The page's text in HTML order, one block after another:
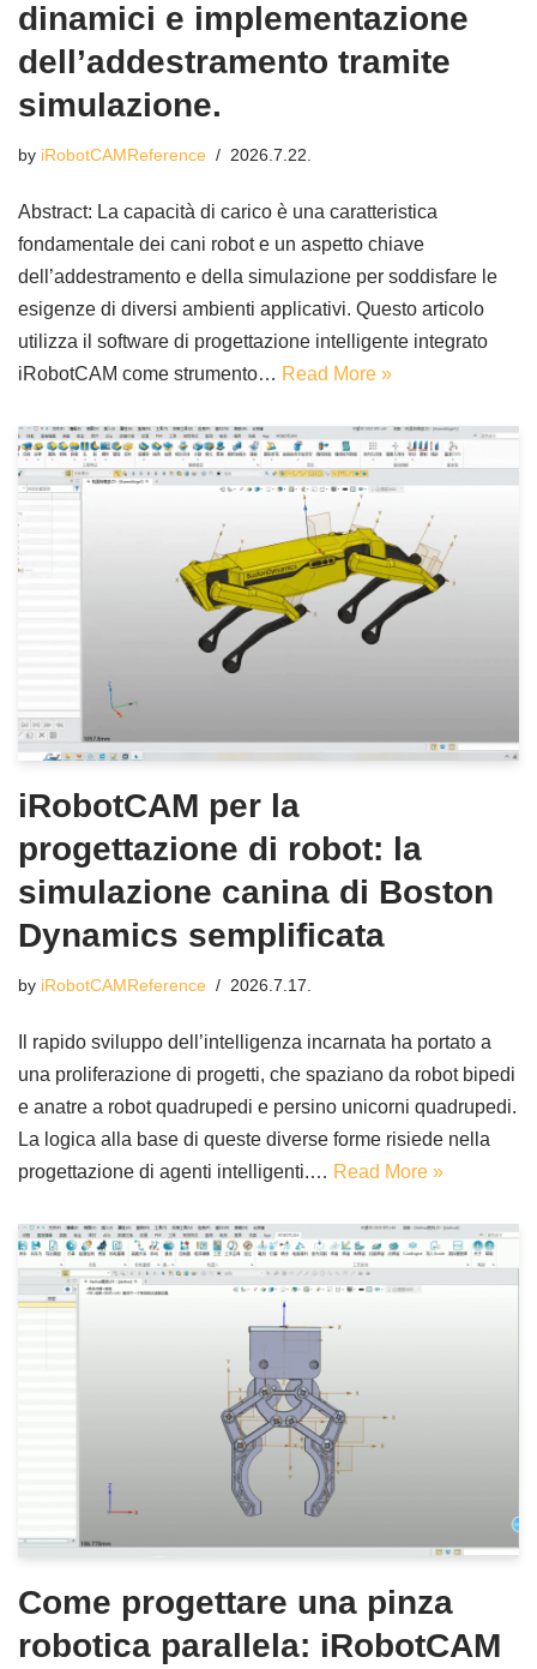
dinamici e implementazione
dell’addestramento tramite
simulazione.
by iRobotCAMReference 2026.7.22.
Abstract: La capacità di carico è una caratteristica
fondamentale dei cani robot e un aspetto chiave
dell’addestramento e della simulazione per soddisfare le
esigenze di diversi ambienti applicativi. Questo articolo
utilizza il software di progettazione intelligente integrato
iRobotCAM come strumento… Read More »
iRobotCAM per la
progettazione di robot: la
simulazione canina di Boston
Dynamics semplificata
by iRobotCAMReference 2026.7.17.
Il rapido sviluppo dell’intelligenza incarnata ha portato a
una proliferazione di progetti, che spaziano da robot bipedi
e anatre a robot quadrupedi e persino unicorni quadrupedi.
La logica alla base di queste diverse forme risiede nella
progettazione di agenti intelligenti.… Read More »
Come progettare una pinza
robotica parallela: iRobotCAM